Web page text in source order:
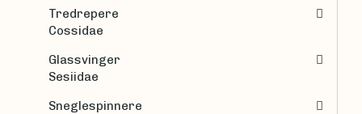
Tredrepere
Cossidae
Glassvinger
Sesiidae
Sneglespinnere